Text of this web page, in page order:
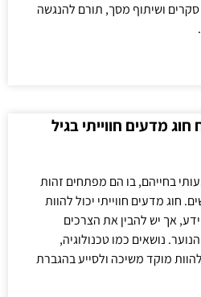
סקרים ושיתוף מסך, תורם להנגשה
מדעים חווייתי בגיל
בחייהם, בו הם מפתחים זהות
חוג מדעים חווייתי יכול להוות
אך יש להבין את הצרכים
נושאים כמו טכנולוגיה,
מוקד משיכה ולסייע בהגברת